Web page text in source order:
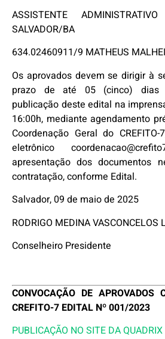
ASSISTENTE
SALVADOR/BA
634.02460911/9 MATHEUS
Os aprovados devem se dirigir à
prazo de até 05 (cinco) dias
publicação deste edital na
16:00h, mediante agendamento
Coordenação Geral do
eletrônico
apresentação dos documentos
contratação, conforme Edital.
Salvador, 09 de maio de 2025
RODRIGO MEDINA VASCONCELOS
Conselheiro Presidente
CONVOCAÇÃO DE APROVADOS
CREFITO-7 EDITAL Nº 001/2023
PUBLICAÇÃO NO SITE DA QUADRIX